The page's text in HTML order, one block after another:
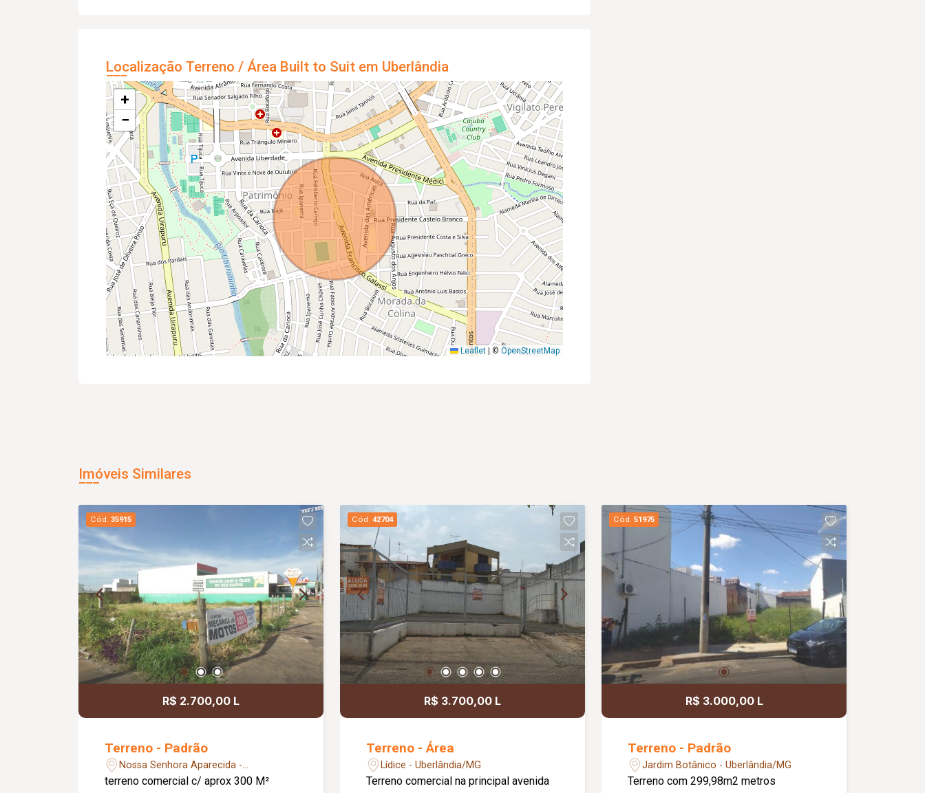
Localização Terreno / Área Built to Suit em Uberlândia
+
−
Leaflet © OpenStreetMap
Imóveis Similares
Cód. 35915
R$ 2.700,00 L
Terreno - Padrão
Nossa Senhora Aparecida -
Uberlândia/MG
terreno comercial c/ aprox 300 M²
Cód. 42704
R$ 3.700,00 L
Terreno - Área
Lídice - Uberlândia/MG
Terreno comercial na principal avenida
Cód. 51975
R$ 3.000,00 L
Terreno - Padrão
Jardim Botânico - Uberlândia/MG
Terreno com 299,98m2 metros